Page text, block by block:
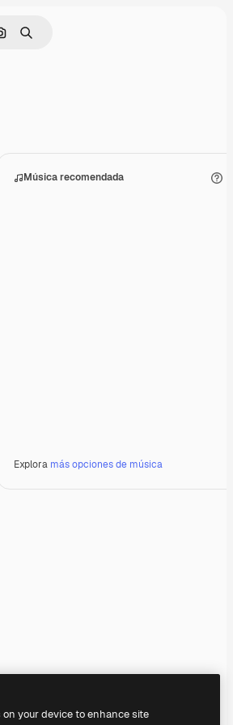
por imagen
Buscar
Música recomendada
Explora más opciones de música
your device to enhance site